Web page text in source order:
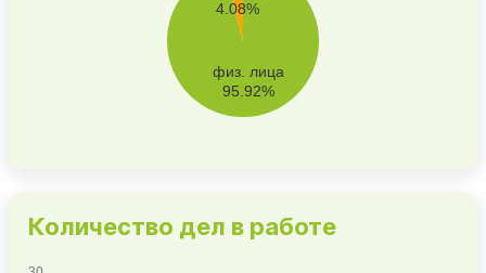
Количество дел в работе